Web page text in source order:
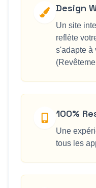
Design
Un site
reflète
s'adapte à
100%
Une
tous les